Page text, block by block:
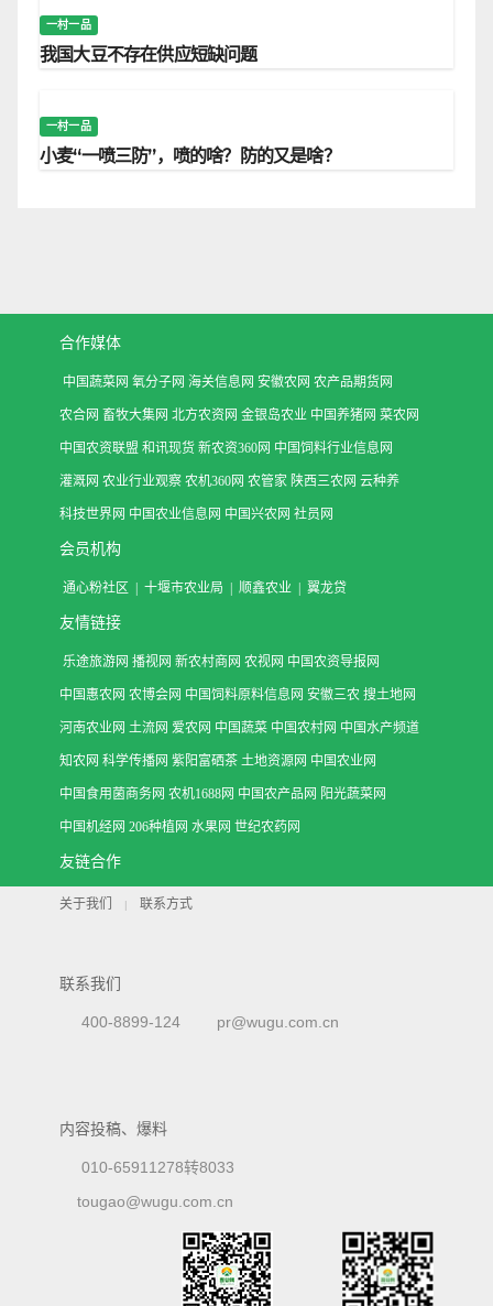
一村一品
我国大豆不存在供应短缺问题
一村一品
小麦“一喷三防”，喷的啥？防的又是啥？
合作媒体
中国蔬菜网 氧分子网 海关信息网 安徽农网 农产品期货网
农合网 畜牧大集网 北方农资网 金银岛农业 中国养猪网 菜农网
中国农资联盟 和讯现货 新农资360网 中国饲料行业信息网
灌溉网 农业行业观察 农机360网 农管家 陕西三农网 云种养
科技世界网 中国农业信息网 中国兴农网 社员网
会员机构
通心粉社区 十堰市农业局 顺鑫农业 翼龙贷
友情链接
乐途旅游网 播视网 新农村商网 农视网 中国农资导报网
中国惠农网 农博会网 中国饲料原料信息网 安徽三农 搜土地网
河南农业网 土流网 爱农网 中国蔬菜 中国农村网 中国水产频道
知农网 科学传播网 紫阳富硒茶 土地资源网 中国农业网
中国食用菌商务网 农机1688网 中国农产品网 阳光蔬菜网
中国机经网 206种植网 水果网 世纪农药网
友链合作
关于我们 | 联系方式
联系我们
400-8899-124 pr@wugu.com.cn
内容投稿、爆料
010-65911278转8033
tougao@wugu.com.cn